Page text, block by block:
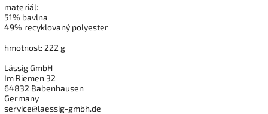
materiál:
51% bavlna
49% recyklovaný polyester
hmotnost: 222 g
Lässig GmbH
Im Riemen 32
64832 Babenhausen
Germany
service@laessig-gmbh.de